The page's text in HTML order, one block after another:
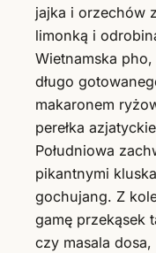
jajka i orzechów
limonką i
Wietnamska
długo
makaronem
perełka
Południowa
pikantnymi
gochujang. Z
gamę przekąsek
czy masala